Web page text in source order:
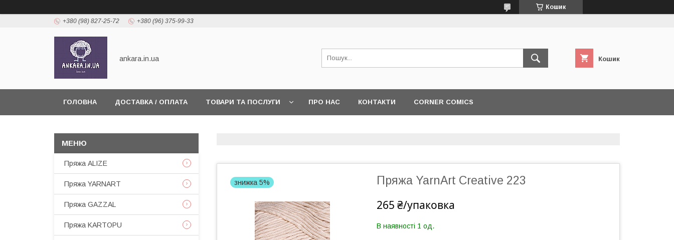
Кошик
+380 (98) 827-25-72 +380 (96) 375-99-33
ankara.in.ua Кошик
ГОЛОВНА ДОСТАВКА / ОПЛАТА ТОВАРИ ТА ПОСЛУГИ ПРО НАС КОНТАКТИ CORNER COMICS
знижка 5% Пряжа YarnArt Creative 223
265 ₴/упаковка
В наявності 1 од.
Пряжа ALIZE
Пряжа YARNART
Пряжа GAZZAL
Пряжа KARTOPU